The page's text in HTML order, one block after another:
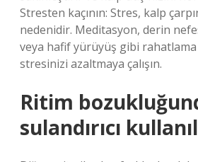
Stresten kaçının: Stres, kalp
nedenidir. Meditasyon, derin
veya hafif yürüyüş gibi
stresinizi azaltmaya çalışın.
Ritim
sulandırıcı